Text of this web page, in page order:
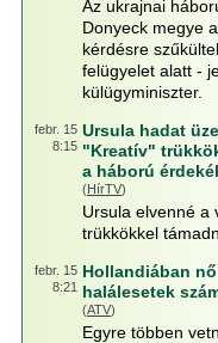
Az ukrajnai
Donyeck megye
kérdésre
felügyelet alatt -
külügyminiszter.
febr. 15
8:15
Ursula hadat
"Kreatív"
a háború
(HírTV)
Ursula elvenné a
trükkökkel
febr. 15
8:21
Hollandiában
halálesetek
(ATV)
Egyre többen